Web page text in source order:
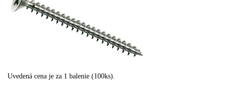
Uvedená cena je za 1 balenie (100ks).